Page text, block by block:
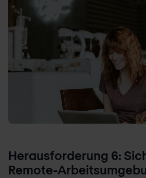
Herausforderung 6:
Remote-